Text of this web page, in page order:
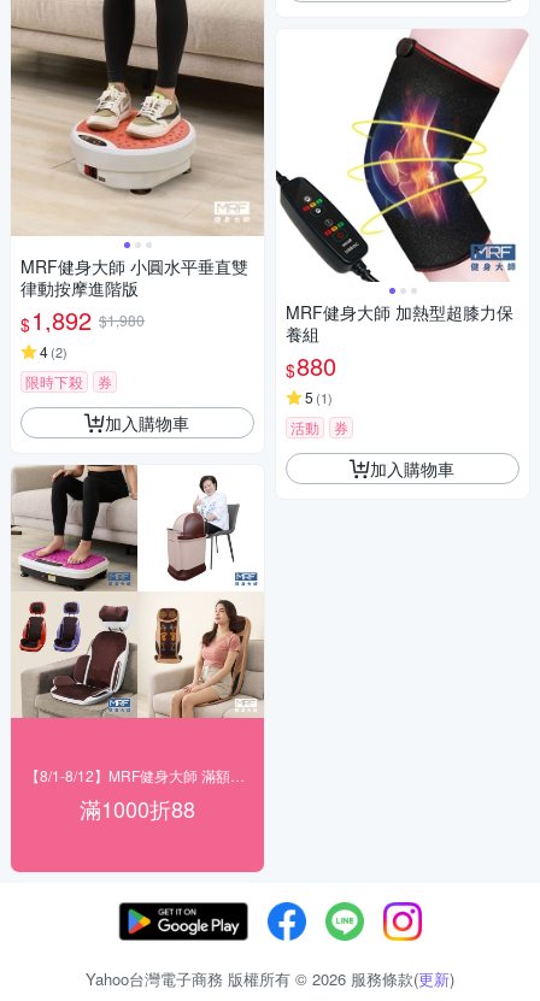
MRF健身大師 ⼩圓⽔平垂直雙
律動按摩進階版
$1,892 $1,980
4(2)
限時下殺 券
加入購物車
滿1000折88
MRF健身大師 加熱型超膝力保
養組
$880
5 (1)
活動 券
加入購物車
Yahoo台灣電子商務 版權所有 © 2026 服務條款(更新)